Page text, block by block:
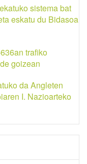
sistema bat
eskatu du Bidasoa
trafiko
goizean
da Angleten
I. Nazioarteko